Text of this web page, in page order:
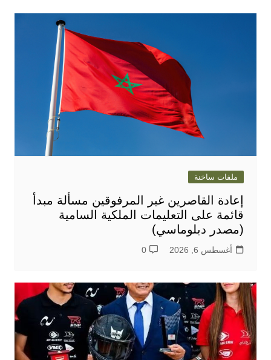
ملفات ساخنة
إعادة القاصرين غير المرفوقين مسألة مبدأ
قائمة على التعليمات الملكية السامية
(مصدر دبلوماسي)
أغسطس 6, 2026 0